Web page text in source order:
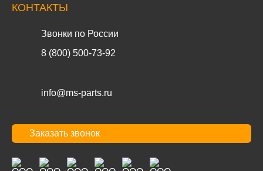
КОНТАКТЫ
Звонки по России
8 (800) 500-73-92
info@ms-parts.ru
Заказать звонок